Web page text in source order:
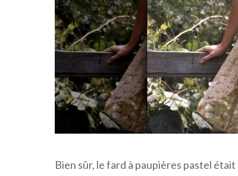
Bien sûr, le fard à paupières pastel